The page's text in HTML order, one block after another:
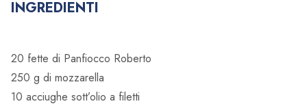
INGREDIENTI
20 fette di Panfiocco Roberto
250 g di mozzarella
10 acciughe sott’olio a filetti